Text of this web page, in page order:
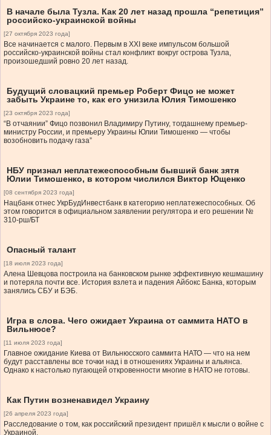
В начале была Тузла. Как 20 лет назад прошла “репетиция”
российско-украинской войны
[27 октября 2023 года]
Все начинается с малого. Первым в XXI веке импульсом большой
российско-украинской войны стал конфликт вокруг острова Тузла,
произошедший ровно 20 лет назад.
Будущий словацкий премьер Роберт Фицо не может
забыть Украине то, как его унизила Юлия Тимошенко
[23 октября 2023 года]
“В отчаянии” Фицо позвонил Владимиру Путину, тогдашнему премьер-
министру России, и премьеру Украины Юлии Тимошенко — чтобы
возобновить подачу газа”
НБУ признал неплатежеспособным бывший банк зятя
Юлии Тимошенко, в котором числился Виктор Ющенко
[08 сентября 2023 года]
Нацбанк отнес УкрБудИнвестбанк в категорию неплатежеспособных. Об
этом говорится в официальном заявлении регулятора и его решении №
310-рш/БТ
Опасный талант
[18 июля 2023 года]
Алена Шевцова построила на банковском рынке эффективную кешмашину
и потеряла почти все. История взлета и падения Айбокс Банка, которым
занялись СБУ и БЭБ.
Игра в слова. Чего ожидает Украина от саммита НАТО в
Вильнюсе?
[11 июля 2023 года]
Главное ожидание Киева от Вильнюсского саммита НАТО — что на нем
будут расставлены все точки над i в отношениях Украины и альянса.
Однако к настолько пугающей откровенности многие в НАТО не готовы.
Как Путин возненавидел Украину
[26 апреля 2023 года]
Расследование о том, как российский президент пришёл к мысли о войне с
Украиной.